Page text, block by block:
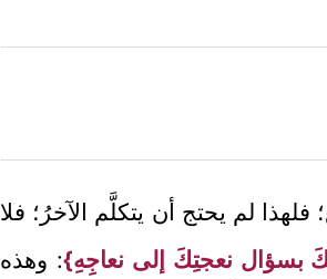
لم يحتج أن يتكلَّم الآخرُ؛ فلا
بسؤال نعجتِكَ إلى نعاجِهِ}: وهذه